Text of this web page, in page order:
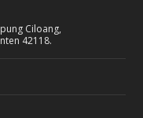
Ciloang,
42118.